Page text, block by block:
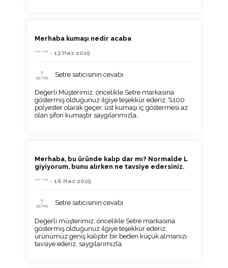
Merhaba kumaşı nedir acaba
*** *** - 13 Haz 2025
Setre satıcısının cevabı
Değerli Müşterimiz, öncelikle Setre markasına
göstermiş olduğunuz ilgiye teşekkür ederiz, %100
polyester olarak geçer, üst kumaşı iç göstermesi az
olan şifon kumaştır saygılarımızla,
Merhaba, bu üründe kalıp dar mı? Normalde L
giyiyorum, bunu alırken ne tavsiye edersiniz.
*** *** - 16 Haz 2025
Setre satıcısının cevabı
Değerli müşterimiz, öncelikle Setre markasına
göstermiş olduğunuz ilgiye teşekkür ederiz,
ürünümüz geniş kalıptır bir beden küçük almanızı
tavsiye ederiz, saygılarımızla.